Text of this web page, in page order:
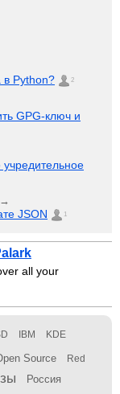
в Python? 2
GPG-ключ и
→
JSON 1
all your
IBM KDE
Source Red
Россия